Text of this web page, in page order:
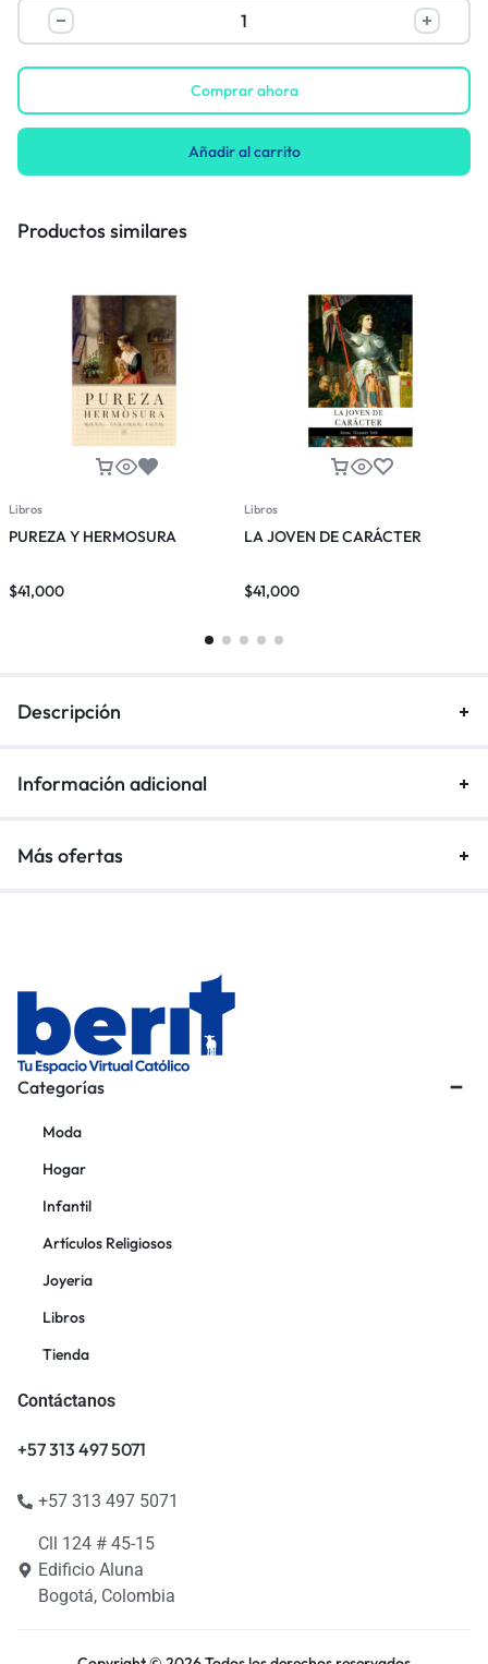
Añadir al carrito
Comprar ahora
Productos similares
Libros
PUREZA Y HERMOSURA
$41,000
Libros
LA JOVEN DE CARÁCTER
$41,000
Descripción
Información adicional
Más ofertas
Categorías
Moda
Hogar
Infantil
Artículos Religiosos
Joyeria
Libros
Tienda
Contáctanos
+57 313 497 5071
+57 313 497 5071
Cll 124 # 45-15
Edificio Aluna
Bogotá, Colombia